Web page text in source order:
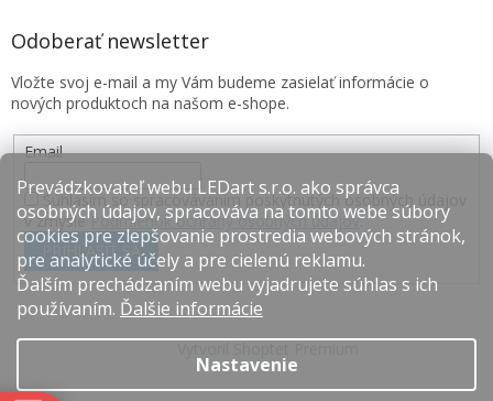
Prevádzkovateľ webu LEDart s.r.o. ako správca
osobných údajov, spracováva na tomto webe súbory
cookies pre zlepšovanie prostredia webových stránok,
pre analytické účely a pre cielenú reklamu.
Ďalším prechádzaním webu vyjadrujete súhlas s ich
používaním. Ďalšie informácie
Nastavenie
Odoberať newsletter
Vložte svoj e-mail a my Vám budeme zasielať informácie o
nových produktoch na našom e-shope.
Email
Súhlasím so spracovávaním poskytnutých osobných údajov
v zmysle Podmienok ochrany osobných údajov.
PRIHLÁSIŤ SA